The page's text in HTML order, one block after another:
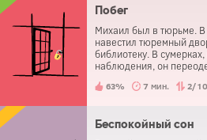
Побег
Михаил был в тюрьме. В
навестил тюремный
библиотеку. В
наблюдения, он
получилось?
63% 7 мин. 2/10
Беспокойный сон